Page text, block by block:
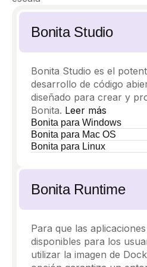
Bonita Studio
Bonita Studio es el
desarrollo de código
diseñado para crear y
Bonita. Leer más
Bonita para Windows
Bonita para Mac OS
Bonita para Linux
Bonita Runtime
Para que las
disponibles para los
utilizar la imagen de